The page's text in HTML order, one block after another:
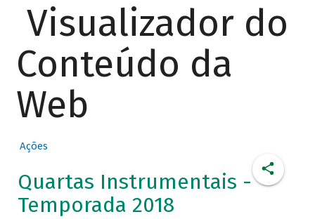
Visualizador do
Conteúdo da
Web
Ações
Quartas Instrumentais -
Temporada 2018